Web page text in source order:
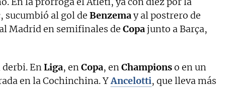
sucumbió al gol de Benzemay al postrero de
Madrid en semifinales de Copajunto a Barça,
EnLiga, enCopa, enChampionso en un
en la Cochinchina. YAncelotti, que lleva más